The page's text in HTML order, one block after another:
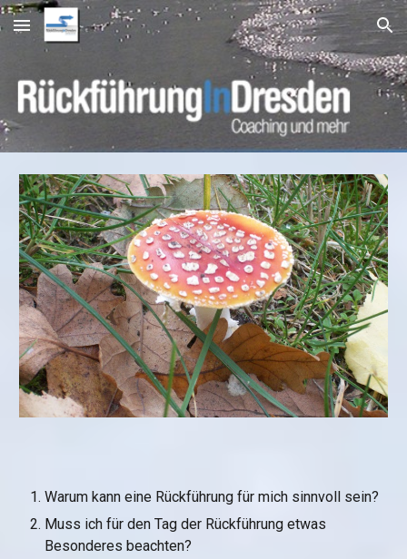
Skip to main content Skip to navigation
Warum kann eine Rückführung für mich sinnvoll sein?
Muss ich für den Tag der Rückführung etwas
Besonderes beachten?